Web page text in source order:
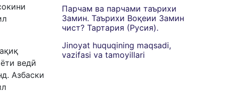
ведӣ
Азбаски
Парчам ва парчами таърихи
Замин. Таърихи Воқеии Замин
чист? Тартария (Русия).
Jinoyat huquqining maqsadi,
vazifasi va tamoyillari